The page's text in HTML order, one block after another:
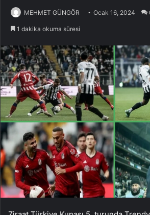
MEHMET GÜNGÖR Ocak 16, 2024
1 dakika okuma süresi